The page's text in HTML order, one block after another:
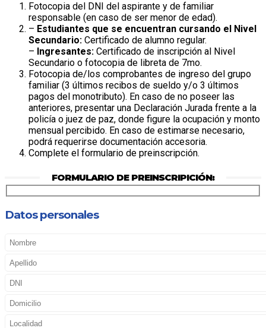
Fotocopia del DNI del aspirante y de familiar
responsable (en caso de ser menor de edad).
– Estudiantes que se encuentran cursando el Nivel
Secundario: Certificado de alumno regular.
– Ingresantes: Certificado de inscripción al Nivel
Secundario o fotocopia de libreta de 7mo.
Fotocopia de/los comprobantes de ingreso del grupo
familiar (3 últimos recibos de sueldo y/o 3 últimos
pagos del monotributo). En caso de no poseer las
anteriores, presentar una Declaración Jurada frente a la
policía o juez de paz, donde figure la ocupación y monto
mensual percibido. En caso de estimarse necesario,
podrá requerirse documentación accesoria.
Complete el formulario de preinscripción.
FORMULARIO DE PREINSCRIPICIÓN:
Datos personales